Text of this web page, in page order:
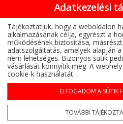
Adatkezelési
Online elállási
Copyright © 2022-2026
Tájékoztatjuk, hogy a weboldalon
alkalmazásának célja, egyrészt a
működésének biztosítása,
adatszolgáltatás, amelyek alapján
nem lehetséges. Bizonyos sütik
vásárlását könnyítik meg. A
cookie-k használatát.
ELFOGADOM A SÜTIK
TOVÁBBI